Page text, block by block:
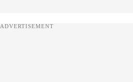
ADVERTISEMENT